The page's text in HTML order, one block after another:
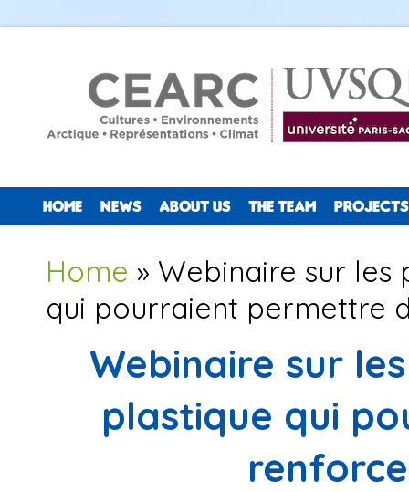
HOME NEWS ABOUT US THE TEAM PROJECTS
You are here
Home » Webinaire sur
qui pourraient permettre
Webinaire sur
plastique qui